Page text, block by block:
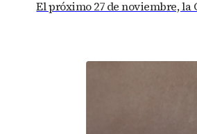
El próximo 27 de noviembre, la